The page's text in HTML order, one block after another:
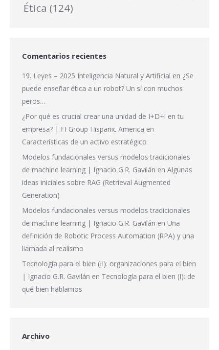
Ética (124)
Comentarios recientes
19. Leyes – 2025 Inteligencia Natural y Artificial en ¿Se
puede enseñar ética a un robot? Un sí con muchos
peros…
¿Por qué es crucial crear una unidad de I+D+i en tu
empresa? | FI Group Hispanic America en
Características de un activo estratégico
Modelos fundacionales versus modelos tradicionales
de machine learning | Ignacio G.R. Gavilán en Algunas
ideas iniciales sobre RAG (Retrieval Augmented
Generation)
Modelos fundacionales versus modelos tradicionales
de machine learning | Ignacio G.R. Gavilán en Una
definición de Robotic Process Automation (RPA) y una
llamada al realismo
Tecnología para el bien (II): organizaciones para el bien
| Ignacio G.R. Gavilán en Tecnología para el bien (I): de
qué bien hablamos
Archivo